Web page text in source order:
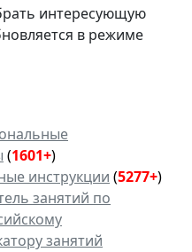
интересующую
в режиме
(1601+)
инструкции (5277+)
занятий по
занятий